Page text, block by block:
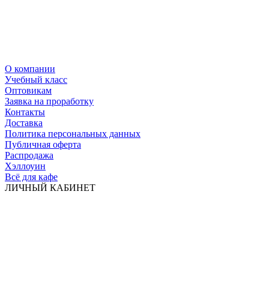
О компании
Учебный класс
Оптовикам
Заявка на проработку
Контакты
Доставка
Политика персональных данных
Публичная оферта
Распродажа
Хэллоуин
Всё для кафе
ЛИЧНЫЙ КАБИНЕТ